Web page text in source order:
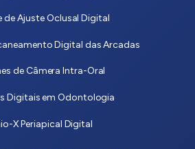
de Ajuste Oclusal Digital
Digital das Arcadas
de Câmera Intra-Oral
Digitais em Odontologia
X Periapical Digital